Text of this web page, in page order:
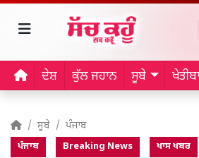
ਦੇਸ਼ ਕੁੱਲ ਜਹਾਨ ਸੂਬੇ
ਸੂਬੇ ਪੰਜਾਬ
ਪੰਜਾਬ Breaking News ਖਾਸ ਖਬਰ